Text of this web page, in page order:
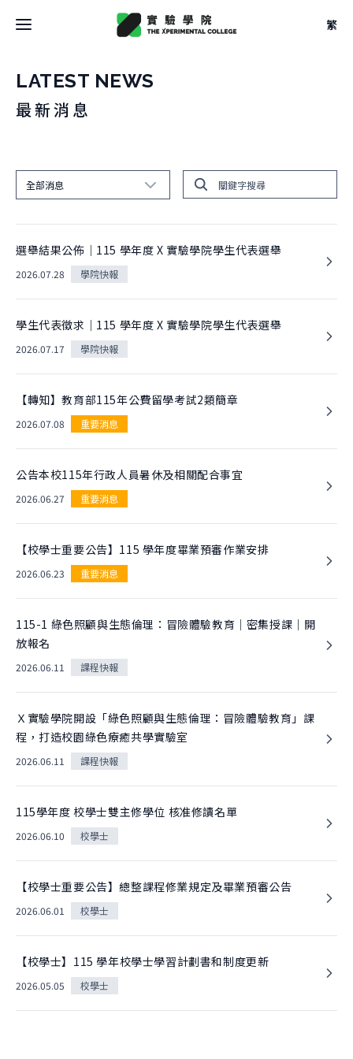
繁
最新消息
大事記
團隊
法規
關於空間
設計
駐地
校學士
關於
文件
團隊
關於課程
本學期課表
曾開設課程
關於實驗
學生實驗
學院實驗
跨域共振
捐款支持
友好單位
肯園 CANJUNE
旭立文教基金會
LATEST NEWS
最新消息
全部消息
空間快報
課程快報
實驗快報
跨域快報
選舉結果公佈｜115 學年度 X 實驗學院學生代表選舉
2026.07.28 學院快報
學生代表徵求｜115 學年度 X 實驗學院學生代表選舉
2026.07.17 學院快報
【轉知】教育部115年公費留學考試2類簡章
2026.07.08 重要消息
公告本校115年行政人員暑休及相關配合事宜
2026.06.27 重要消息
【校學士重要公告】115 學年度畢業預審作業安排
2026.06.23 重要消息
115-1 綠色照顧與生態倫理：冒險體驗教育｜密集授課｜開
放報名
2026.06.11 課程快報
Ｘ實驗學院開設「綠色照顧與生態倫理：冒險體驗教育」課
程，打造校園綠色療癒共學實驗室
2026.06.11 課程快報
115學年度 校學士雙主修學位 核准修讀名單
2026.06.10 校學士
【校學士重要公告】總整課程修業規定及畢業預審公告
2026.06.01 校學士
【校學士】115 學年校學士學習計劃書和制度更新
2026.05.05 校學士